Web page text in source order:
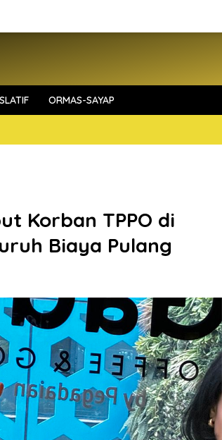
ORMAS-SAYAP
Korban TPPO di
Biaya Pulang